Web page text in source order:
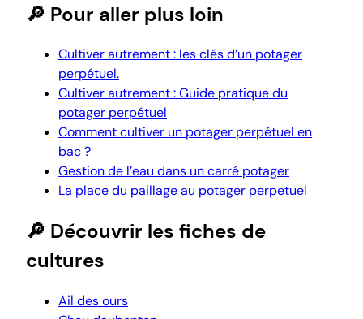
🔎 Pour aller plus loin
Cultiver autrement : les clés d’un potager
perpétuel.
Cultiver autrement : Guide pratique du
potager perpétuel
Comment cultiver un potager perpétuel en
bac ?
Gestion de l’eau dans un carré potager
La place du paillage au potager perpetuel
🔎 Découvrir les fiches de
cultures
Ail des ours